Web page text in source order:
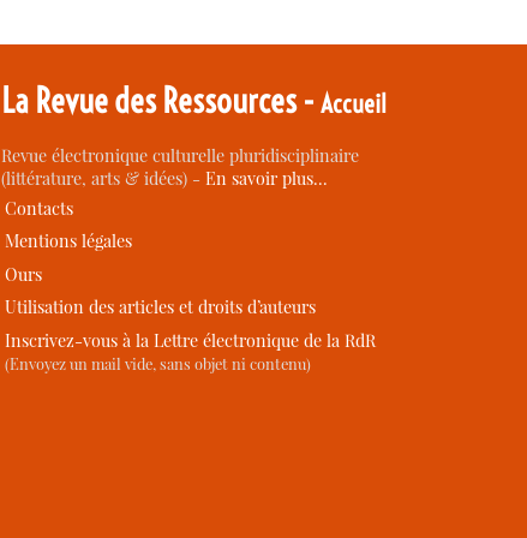
La Revue des Ressources -Accueil
Revue électronique culturelle pluridisciplinaire
(littérature, arts & idées) -En savoir plus…
Contacts
Mentions légales
Ours
Utilisation des articles et droits d’auteurs
Inscrivez-vous à la Lettre électronique de la RdR
(Envoyez un mail vide, sans objet ni contenu)